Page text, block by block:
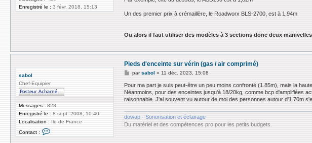
Enregistré le : 3 févr. 2018, 15:13
Un des premier prix à crémaillère, le Roadworx BLS-2700, est à 1,94m
Ou alors il faut utiliser des modèles à 3 sections donc deux
sabol
Chef-Equipier
Messages : 828
Enregistré le : 8 sept. 2008, 10:40
Localisation : Ile de France
Contact :
o
Pieds d'enceinte sur vérin (gas / air comprimé)
M
s
s
g
parsabol » 11 déc. 2023, 15:08
Pour ma part je suis peut-être un peu moins confronté (1.85m), mais la
Néanmoins, pour des enceintes jusqu'à 18/20kg, comme bcp d'amplifiées
raisonnable. J'ai souvent vu autour de moi des personnes autour d'1.70m
dowap - Sonorisation et éclairage
Du matériel et des compétences pro pour les petits budgets.